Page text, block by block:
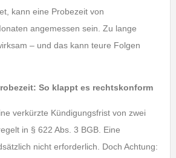
kann eine Probezeit von
angemessen sein. Zu lange
– und das kann teure Folgen
So klappt es rechtskonform
verkürzte Kündigungsfrist von zwei
in § 622 Abs. 3 BGB. Eine
nicht erforderlich. Doch Achtung: